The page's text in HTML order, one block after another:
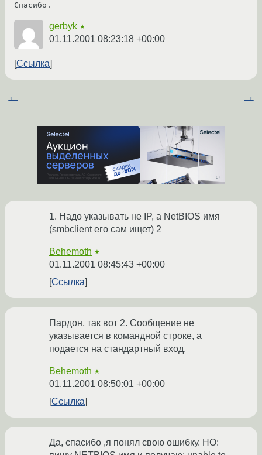
Спасибо.
gerbyk ★
01.11.2001 08:23:18 +00:00
Ссылка
← →
1. Надо указывать не IP, а NetBIOS имя
(smbclient его сам ищет) 2
Behemoth ★
01.11.2001 08:45:43 +00:00
Ссылка
Пардон, так вот 2. Сообщение не
указывается в командной строке, а
подается на стандартный вход.
Behemoth ★
01.11.2001 08:50:01 +00:00
Ссылка
Да, спасибо ,я понял свою ошибку. НО: